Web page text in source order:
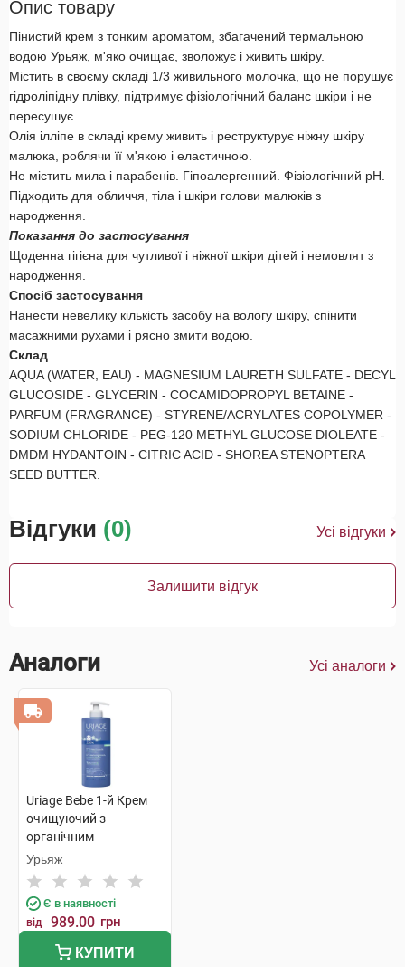
Опис товару
Пінистий крем з тонким ароматом, збагачений термальною
водою Урьяж, м'яко очищає, зволожує і живить шкіру.
Містить в своєму складі 1/3 живильного молочка, що не порушує
гідроліпідну плівку, підтримує фізіологічний баланс шкіри і не
пересушує.
Олія ілліпе в складі крему живить і реструктурує ніжну шкіру
малюка, роблячи її м'якою і еластичною.
Не містить мила і парабенів. Гіпоалергенний. Фізіологічний рН.
Підходить для обличчя, тіла і шкіри голови малюків з
народження.
Показання до застосування
Щоденна гігієна для чутливої ​​і ніжної шкіри дітей і немовлят з
народження.
Спосіб застосування
Нанести невелику кількість засобу на вологу шкіру, спінити
масажними рухами і рясно змити водою.
Склад
AQUA (WATER, EAU) - MAGNESIUM LAURETH SULFATE - DECYL
GLUCOSIDE - GLYCERIN - COCAMIDOPROPYL BETAINE -
PARFUM (FRAGRANCE) - STYRENE/ACRYLATES COPOLYMER -
SODIUM CHLORIDE - PEG-120 METHYL GLUCOSE DIOLEATE -
DMDM HYDANTOIN - CITRIC ACID - SHOREA STENOPTERA
SEED BUTTER.
Відгуки (0) Усі відгуки
Залишити відгук
Аналоги Усі аналоги
Uriage Bebe 1-й Крем
очищуючий з
органічним
едельвейсом для дітей
та немовлят 500 мл 1
флакон
Урьяж
Є в наявності
від 989.00 грн
КУПИТИ